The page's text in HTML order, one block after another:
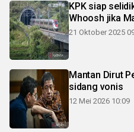
KPK siap
Whoosh jika
21 Oktober 2025
Mantan Dirut
sidang vonis
12 Mei 2026 10:09